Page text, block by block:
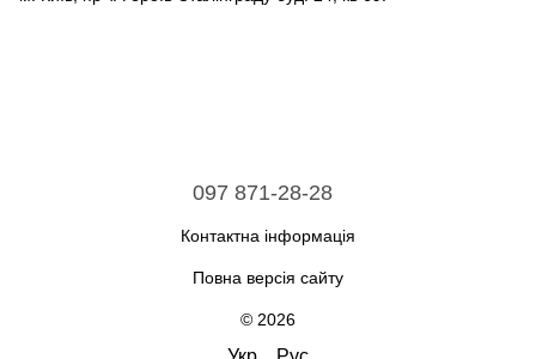
097 871-28-28
Контактна інформація
Повна версія сайту
© 2026